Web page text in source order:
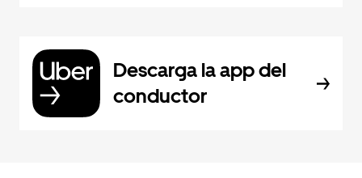
Descarga la app del
conductor